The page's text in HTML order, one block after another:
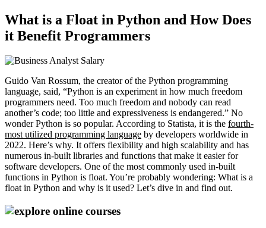
What is a Float in Python and How Does
it Benefit Programmers
Guido Van Rossum, the creator of the Python programming
language, said, “Python is an experiment in how much freedom
programmers need. Too much freedom and nobody can read
another’s code; too little and expressiveness is endangered.” No
wonder Python is so popular. According to Statista, it is the fourth-
most utilized programming language by developers worldwide in
2022. Here’s why. It offers flexibility and high scalability and has
numerous in-built libraries and functions that make it easier for
software developers. One of the most commonly used in-built
functions in Python is float. You’re probably wondering: What is a
float in Python and why is it used? Let’s dive in and find out.